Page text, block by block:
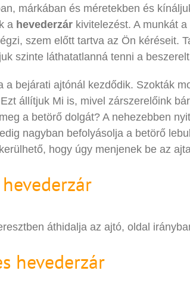
márkában és méretekben és
a hevederzár kivitelezést. A munkát
szem előtt tartva az Ön kéréseit.
szinte láthatatlanná tenni a beszerelt
a bejárati ajtónál kezdődik. Szokták
állítjuk Mi is, mivel zárszerelőink
a betörő dolgát? A nehezebben
nagyban befolyásolja a betörő
hogy úgy menjenek be az
áthidalja az ajtó, oldal
hevederzár